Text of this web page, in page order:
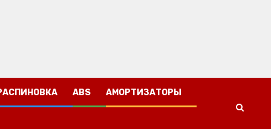
ABS АМОРТИЗАТОРЫ